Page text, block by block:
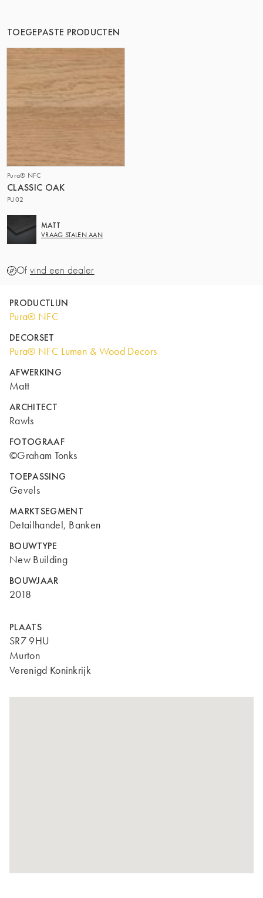
TOEGEPASTE PRODUCTEN
Pura® NFC
CLASSIC OAK
PU02
MATT
VRAAG STALEN AAN
Of vind een dealer
PRODUCTLIJN
Pura® NFC
DECORSET
Pura® NFC Lumen & Wood Decors
AFWERKING
Matt
ARCHITECT
Rawls
FOTOGRAAF
©Graham Tonks
TOEPASSING
Gevels
MARKTSEGMENT
Detailhandel, Banken
BOUWTYPE
New Building
BOUWJAAR
2018
PLAATS
SR7 9HU
Murton
Verenigd Koninkrijk